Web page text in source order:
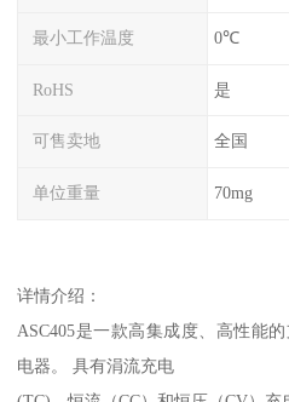
最小工作温度 0℃
RoHS 是
可售卖地 全国
单位重量 70mg
详情介绍：
ASC405是一款高集成度、高性能
电器。 具有涓流充电